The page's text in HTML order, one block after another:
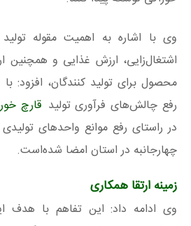
وی با اشاره به اهمیت مقوله
اشتغال‌زایی، ارزش غذایی و همچنین
محصول برای تولید کنندگان، افزود:
رفع چالش‌های فرآوری تولید قارچ
در راستای رفع موانع واحدهای
چهارجانبه در استان امضا شده‌است.
زمینه ارتقا همکاری
وی ادامه داد: این تفاهم با هدف